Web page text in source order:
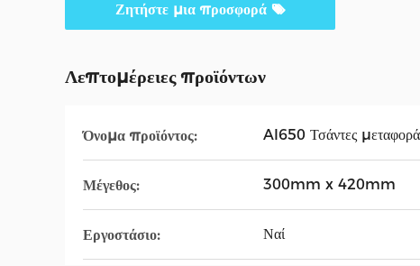
Ζητήστε μια προσφορά
Λεπτομέρειες προϊόντων
Όνομα προϊόντος: AI650 Τσάντες
Μέγεθος: 300mm x 420mm
Εργοστάσιο: Ναί